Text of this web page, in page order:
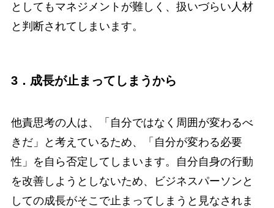
としてもマネジメントが難しく、扱いづらい人材
と判断されてしまいます。
3．成長が止まってしまうから
他責思考の人は、「自分ではなく周囲が変わるべ
きだ」と考えているため、「自分が変わる必要
性」を自ら否定してしまいます。自分自身の行動
を改善しようとしないため、ビジネスパーソンと
しての成長がそこで止まってしまうと見なされま